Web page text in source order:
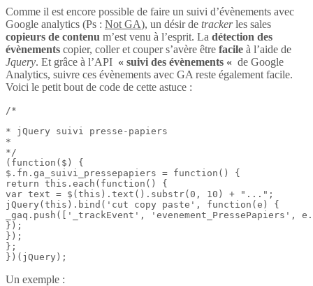
Comme il est encore possible de faire un suivi d’évènements avec
Google analytics (Ps : Not GA), un désir de trackerles sales
copieurs de contenu m’est venu à l’esprit. La détection des
évènements copier, coller et couper s’avère être facile à l’aide de
Jquery. Et grâce à l’API « suivi des évènements « de Google
Analytics, suivre ces évènements avec GA reste également facile.
Voici le petit bout de code de cette astuce :
/*
* jQuery suivi presse-papiers
*
*/
(function($) {
$.fn.ga_suivi_pressepapiers = function() {
return this.each(function() {
var text = $(this).text().substr(0, 10) + "...";
jQuery(this).bind('cut copy paste', function(e) {
_gaq.push(['_trackEvent', 'evenement_PressePapiers',
});
});
};
})(jQuery);
Un exemple :